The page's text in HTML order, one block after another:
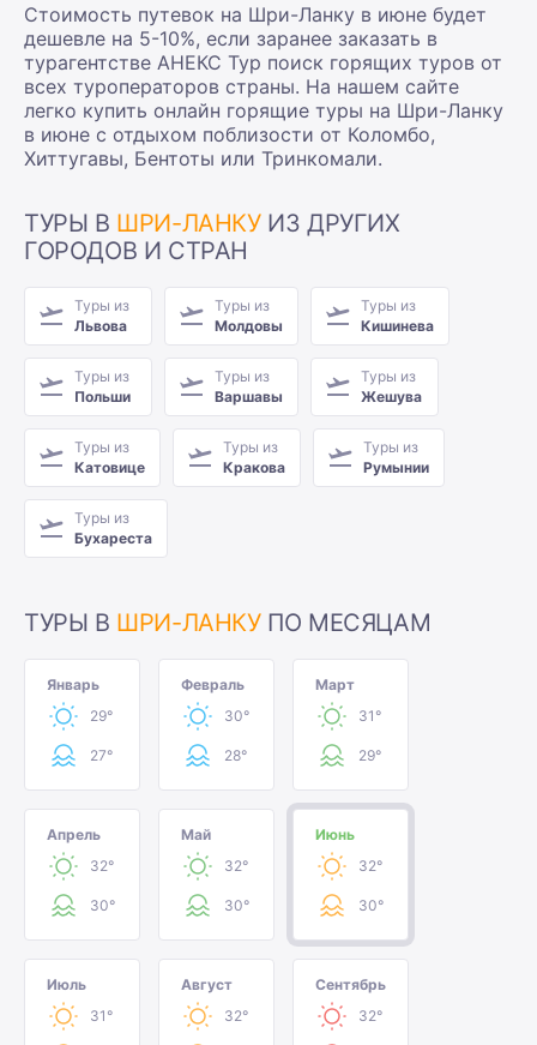
Стоимость путевок на Шри-Ланку в июне будет
дешевле на 5-10%, если заранее заказать в
турагентстве АНЕКС Тур поиск горящих туров от
всех туроператоров страны. На нашем сайте
легко купить онлайн горящие туры на Шри-Ланку
в июне с отдыхом поблизости от Коломбо,
Хиттугавы, Бентоты или Тринкомали.
ТУРЫ В ШРИ-ЛАНКУИЗ ДРУГИХ
ГОРОДОВ И СТРАН
Туры из
Львова
Туры из
Молдовы
Туры из
Кишинева
Туры из
Польши
Туры из
Варшавы
Туры из
Жешува
Туры из
Катовице
Туры из
Кракова
Туры из
Румынии
Туры из
Бухареста
ТУРЫ В ШРИ-ЛАНКУПО МЕСЯЦАМ
Январь
29°
27°
Февраль
30°
28°
Март
31°
29°
Апрель
32°
30°
Май
32°
30°
Июнь
32°
30°
Июль
31°
Август
32°
Сентябрь
32°